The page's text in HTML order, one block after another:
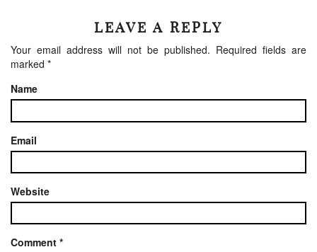
LEAVE A REPLY
Your email address will not be published. Required fields are
marked *
Name
Email
Website
Comment *